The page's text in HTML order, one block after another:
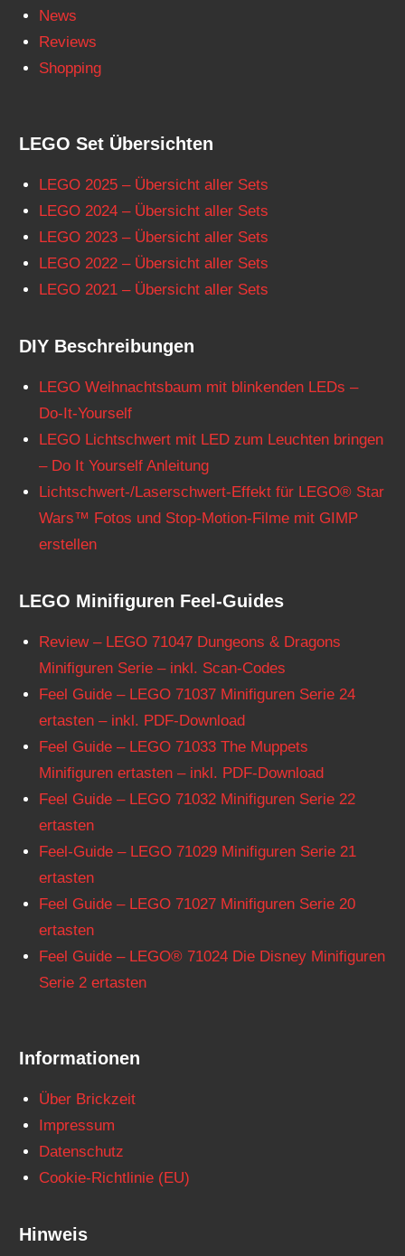
News
Reviews
Shopping
LEGO Set Übersichten
LEGO 2025 – Übersicht aller Sets
LEGO 2024 – Übersicht aller Sets
LEGO 2023 – Übersicht aller Sets
LEGO 2022 – Übersicht aller Sets
LEGO 2021 – Übersicht aller Sets
DIY Beschreibungen
LEGO Weihnachtsbaum mit blinkenden LEDs –
Do-It-Yourself
LEGO Lichtschwert mit LED zum Leuchten bringen
– Do It Yourself Anleitung
Lichtschwert-/Laserschwert-Effekt für LEGO® Star
Wars™ Fotos und Stop-Motion-Filme mit GIMP
erstellen
LEGO Minifiguren Feel-Guides
Review – LEGO 71047 Dungeons & Dragons
Minifiguren Serie – inkl. Scan-Codes
Feel Guide – LEGO 71037 Minifiguren Serie 24
ertasten – inkl. PDF-Download
Feel Guide – LEGO 71033 The Muppets
Minifiguren ertasten – inkl. PDF-Download
Feel Guide – LEGO 71032 Minifiguren Serie 22
ertasten
Feel-Guide – LEGO 71029 Minifiguren Serie 21
ertasten
Feel Guide – LEGO 71027 Minifiguren Serie 20
ertasten
Feel Guide – LEGO® 71024 Die Disney Minifiguren
Serie 2 ertasten
Informationen
Über Brickzeit
Impressum
Datenschutz
Cookie-Richtlinie (EU)
Hinweis